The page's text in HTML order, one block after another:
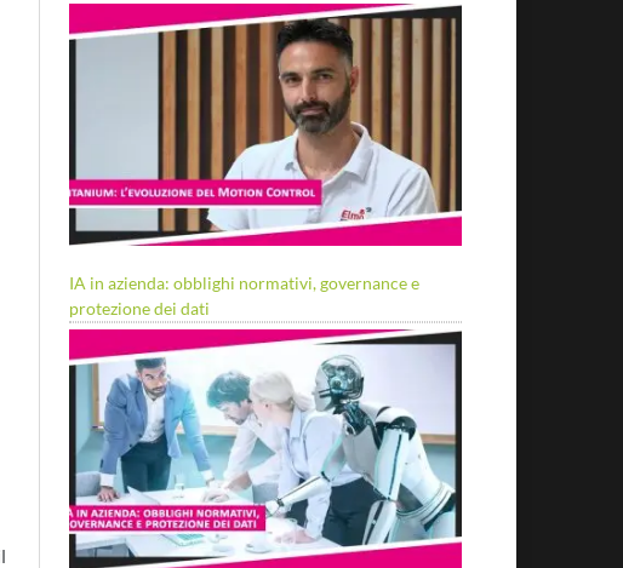
IA in azienda: obblighi normativi, governance e
protezione dei dati